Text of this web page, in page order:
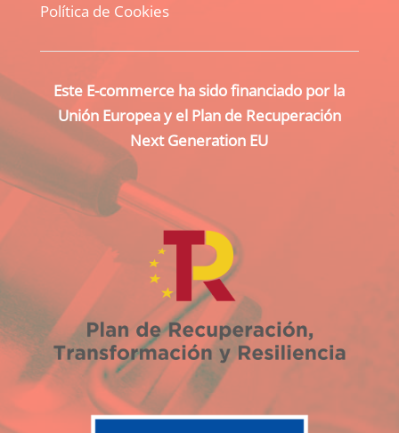
Política de Cookies
Este E-commerce ha sido financiado por la
Unión Europea y el Plan de Recuperación
Next Generation EU